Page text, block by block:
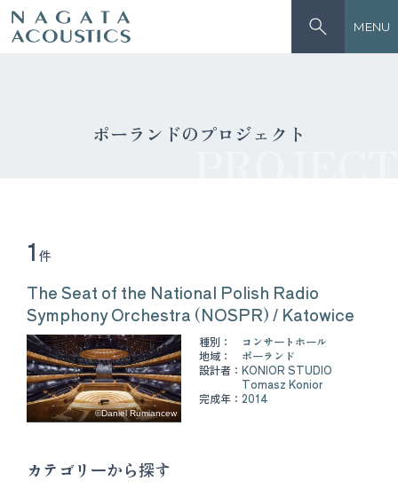
MENU
ポーランドのプロジェクト
1 件
©Daniel Rumiancew
The Seat of the National Polish Radio
Symphony Orchestra (NOSPR) / Katowice
種別：
コンサートホール
地域：
ポーランド
設計者： KONIOR STUDIO
Tomasz Konior
完成年： 2014
カテゴリーから探す